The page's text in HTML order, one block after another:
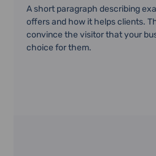
A short paragraph describing
offers and how it helps clients.
convince the visitor that your
choice for them.